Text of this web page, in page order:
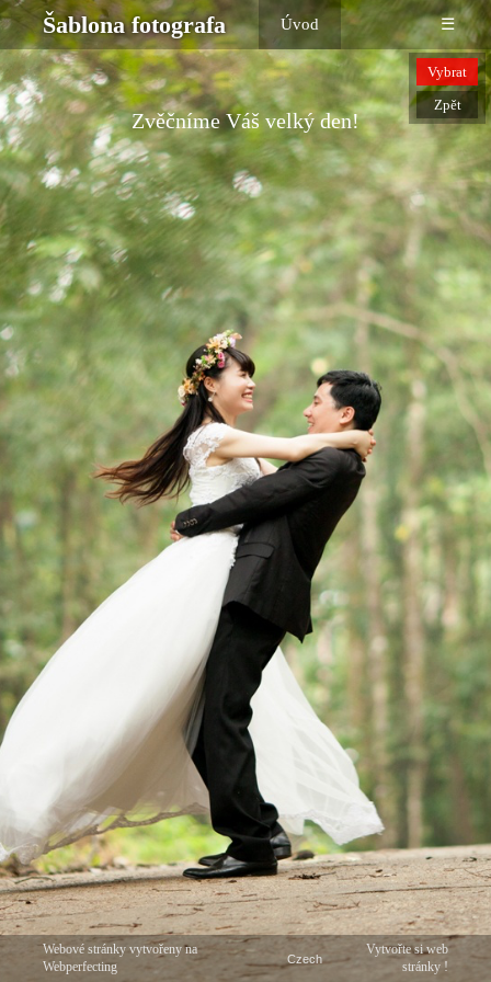
Šablona fotografa Úvod ☰
Zvěčníme Váš velký den!
Vybrat
Zpět
Webové stránky vytvořeny na
Webperfecting
Vytvořte si web
stránky !